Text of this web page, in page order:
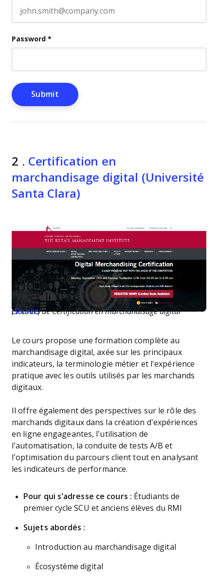
Password *
2 . Certification en
marchandisage digital (Université
Santa Clara)
Le cours de Certification en marchandisage digital (Source)
Le cours propose une formation complète au
marchandisage digital, axée sur les principaux
indicateurs, la terminologie métier et l'expérience
pratique avec les outils utilisés par les marchands
digitaux.
Il offre également des perspectives sur le rôle des
marchands digitaux dans la création d’expériences
en ligne engageantes, l’utilisation de
l’automatisation, la conduite de tests A/B et
l’optimisation du parcours client tout en analysant
les indicateurs de performance.
Pour qui s’adresse ce cours : Étudiants de
premier cycle SCU et anciens élèves du RMI
Sujets abordés :
Introduction au marchandisage digital
Écosystème digital